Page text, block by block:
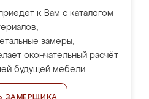
к Вам с каталогом
замеры,
окончательный расчёт
будущей мебели.